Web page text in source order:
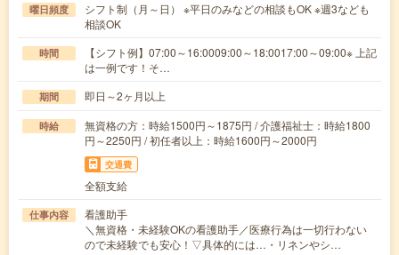
曜日頻度
シフト制（月～日） ※平日のみなどの相談もOK ※週3なども
相談OK
時間
【シフト例】07:00～16:0009:00～18:0017:00～09:00※ 上記
は一例です！そ…
期間 即日～2ヶ月以上
時給
無資格の方：時給1500円～1875円 / 介護福祉士：時給1800
円～2250円 / 初任者以上：時給1600円～2000円
交通費
全額支給
仕事内容
看護助手
＼無資格・未経験OKの看護助手／医療行為は一切行わない
ので未経験でも安心！▽具体的には…・リネンやシ…